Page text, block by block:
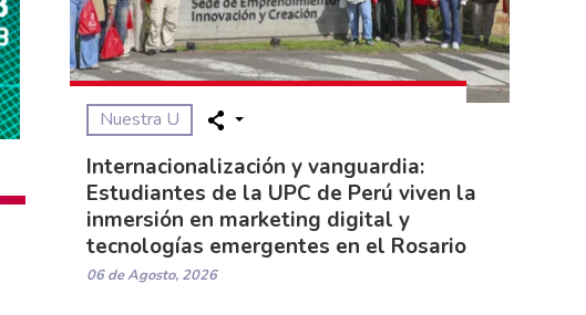
Nuestra U
Internacionalización y vanguardia:
Estudiantes de la UPC de Perú viven la
inmersión en marketing digital y
tecnologías emergentes en el Rosario
06 de Agosto, 2026